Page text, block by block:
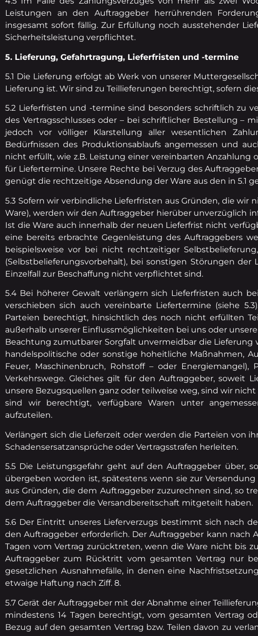
Leistungen an den Auftraggeber herrührenden
insgesamt sofort fällig. Zur Erfüllung noch ausstehender
Sicherheitsleistung verpflichtet.
5. Lieferung, Gefahrtragung, Lieferfristen und -termine
5.1 Die Lieferung erfolgt ab Werk von unserer
Lieferung ist. Wir sind zu Teillieferungen berechtigt, sofern
5.2 Lieferfristen und -termine sind besonders schriftlich zu
des Vertragsschlusses oder – bei schriftlicher Bestellung –
jedoch vor völliger Klarstellung aller wesentlichen
Bedürfnissen des Produktionsablaufs angemessen und
nicht erfüllt, wie z.B. Leistung einer vereinbarten Anzahlung
für Liefertermine. Unsere Rechte bei Verzug des
genügt die rechtzeitige Absendung der Ware aus den in 5.1
5.3 Sofern wir verbindliche Lieferfristen aus Gründen, die
Ware), werden wir den Auftraggeber hierüber unverzüglich
Ist die Ware auch innerhalb der neuen Lieferfrist nicht
eine bereits erbrachte Gegenleistung des Auftraggebers
beispielsweise vor bei nicht rechtzeitiger
(Selbstbelieferungsvorbehalt), bei sonstigen Störungen
Einzelfall zur Beschaffung nicht verpflichtet sind.
5.4 Bei höherer Gewalt verlängern sich Lieferfristen auch
verschieben sich auch vereinbarte Liefertermine (siehe
Parteien berechtigt, hinsichtlich des noch nicht erfüllten
außerhalb unserer Einflussmöglichkeiten bei uns oder
Beachtung zumutbarer Sorgfalt unvermeidbar die
handelspolitische oder sonstige hoheitliche Maßnahmen,
Feuer, Maschinenbruch, Rohstoff – oder
Verkehrswege. Gleiches gilt für den Auftraggeber, soweit
unsere Bezugsquellen ganz oder teilweise weg, sind wir
sind wir berechtigt, verfügbare Waren unter
aufzuteilen.
Verlängert sich die Lieferzeit oder werden die Parteien von
Schadensersatzansprüche oder Vertragsstrafen herleiten.
5.5 Die Leistungsgefahr geht auf den Auftraggeber über,
übergeben worden ist, spätestens wenn sie zur
aus Gründen, die dem Auftraggeber zuzurechnen sind, so
dem Auftraggeber die Versandbereitschaft mitgeteilt haben.
5.6 Der Eintritt unseres Lieferverzugs bestimmt sich nach
den Auftraggeber erforderlich. Der Auftraggeber kann nach
Tagen vom Vertrag zurücktreten, wenn die Ware nicht bis
Auftraggeber zum Rücktritt vom gesamten Vertrag nur
gesetzlichen Ausnahmefälle, in denen eine
etwaige Haftung nach Ziff. 8.
5.7 Gerät der Auftraggeber mit der Abnahme einer
mindestens 14 Tagen berechtigt, vom gesamten Vertrag
Bezug auf den gesamten Vertrag bzw. Teilen davon zu